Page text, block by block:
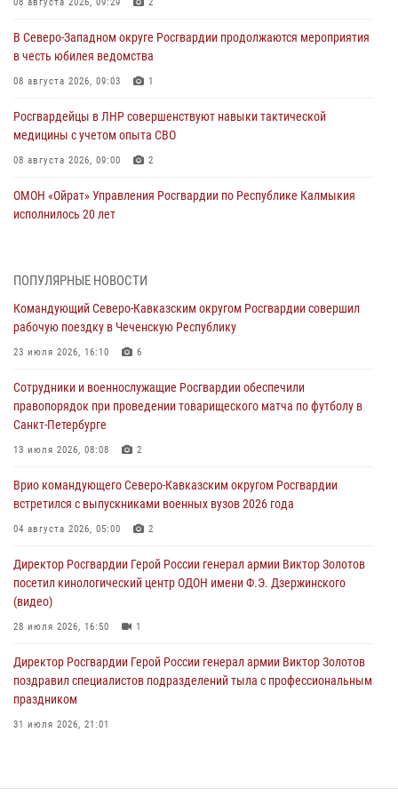
В Северо-Западном округе Росгвардии продолжаются мероприятия
в честь юбилея ведомства
08 августа 2026, 09:03 1
Росгвардейцы в ЛНР совершенствуют навыки тактической
медицины с учетом опыта СВО
08 августа 2026, 09:00 2
ОМОН «Ойрат» Управления Росгвардии по Республике Калмыкия
исполнилось 20 лет
Военнослужащие Софринской бригады Росгвардии встретились с
дорогой к Победе в СВО» (видео)
08 августа 2026, 07:00
настольному теннису ко Дню физкультурника
08 августа 2026, 07:00
Росгвардейцы обеспечили безопасность «Поезда Победы» в
08 августа 2026, 07:00
В Москве росгвардейцы оказали помощь медикам и девушке с
08 августа 2026, 06:32 1
ПОПУЛЯРНЫЕ НОВОСТИ
Командующий Северо-Кавказским округом Росгвардии совершил
рабочую поездку в Чеченскую Республику
23 июля 2026, 16:10 6
Сотрудники и военнослужащие Росгвардии обеспечили
правопорядок при проведении товарищеского матча по футболу в
Санкт-Петербурге
13 июля 2026, 08:08 2
Врио командующего Северо-Кавказским округом Росгвардии
встретился с выпускниками военных вузов 2026 года
04 августа 2026, 05:00 2
Директор Росгвардии Герой России генерал армии Виктор Золотов
посетил кинологический центр ОДОН имени Ф.Э. Дзержинского
(видео)
28 июля 2026, 16:50 1
Директор Росгвардии Герой России генерал армии Виктор Золотов
поздравил специалистов подразделений тыла с профессиональным
праздником
31 июля 2026, 21:01